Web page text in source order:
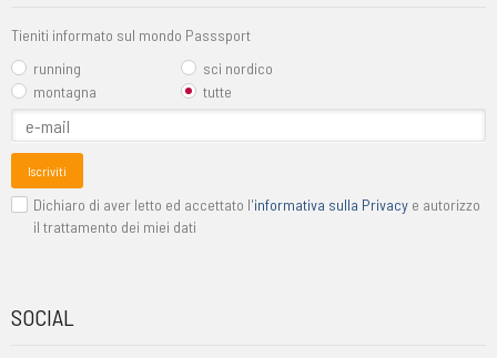
Tieniti informato sul mondo Passsport
running
sci nordico
montagna
tutte
Iscriviti
Dichiaro di aver letto ed accettato l'informativa sulla Privacy e autorizzo
il trattamento dei miei dati
SOCIAL